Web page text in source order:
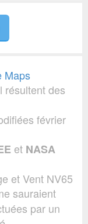
Maps
résultent des
février
et NASA
et Vent NV65
sauraient
par un